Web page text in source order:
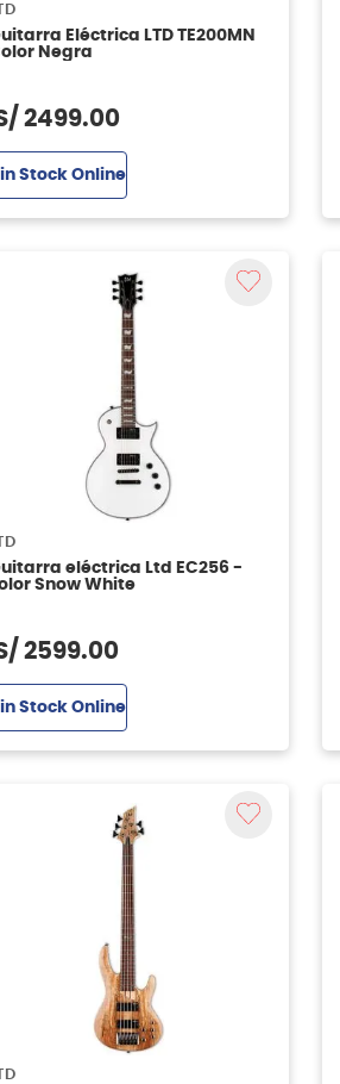
Eléctrica LTD TE200MN
Negra
2499.00
Stock Online
eléctrica Ltd EC256 -
Snow White
2599.00
Stock Online